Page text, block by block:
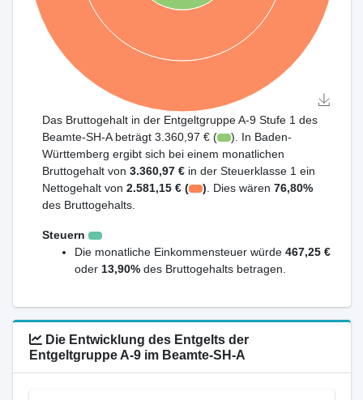
Das Bruttogehalt in der Entgeltgruppe A-9 Stufe 1 des
Beamte-SH-A beträgt 3.360,97 € (
). In Baden-
Württemberg ergibt sich bei einem monatlichen
Bruttogehalt von 3.360,97 € in der Steuerklasse 1 ein
Nettogehalt von 2.581,15 € ( ) . Dies wären76,80%
des Bruttogehalts.
Steuern
Die monatliche Einkommensteuer würde 467,25 €
oder 13,90% des Bruttogehalts betragen.
Die Entwicklung des Entgelts der
Entgeltgruppe A-9 im Beamte-SH-A